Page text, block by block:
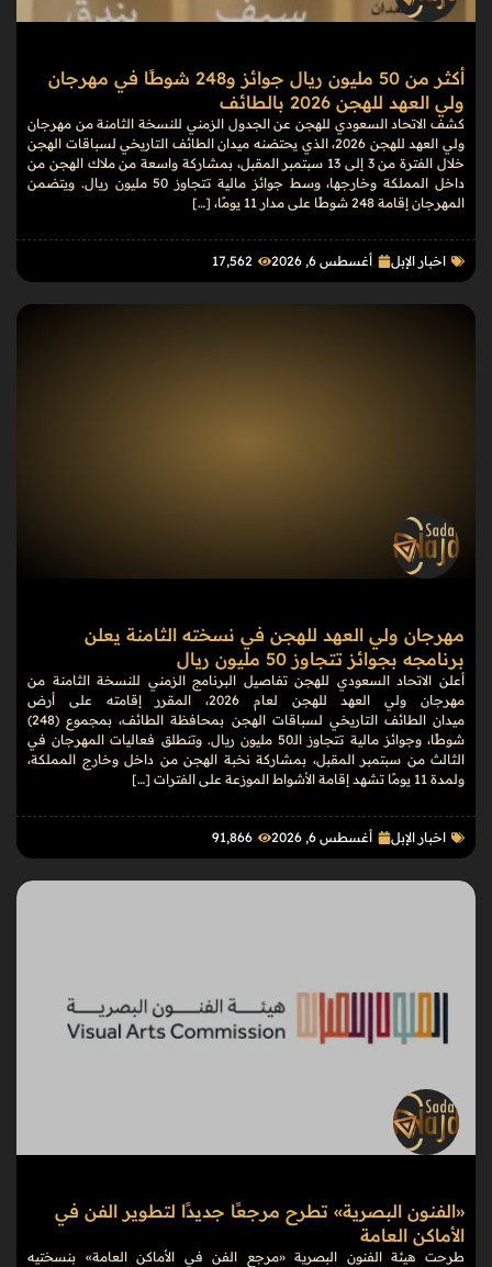
أكثر من 50 مليون ريال جوائز و248 شوطًا في مهرجان
ولي العهد للهجن 2026 بالطائف
كشف الاتحاد السعودي للهجن عن الجدول الزمني للنسخة الثامنة من مهرجان
ولي العهد للهجن 2026، الذي يحتضنه ميدان الطائف التاريخي لسباقات الهجن
خلال الفترة من 3 إلى 13 سبتمبر المقبل، بمشاركة واسعة من ملاك الهجن من
داخل المملكة وخارجها، وسط جوائز مالية تتجاوز 50 مليون ريال. ويتضمن
المهرجان إقامة 248 شوطًا على مدار 11 يومًا، […]
اخبار الإبل أغسطس 6, 2026 17٬562
مهرجان ولي العهد للهجن في نسخته الثامنة يعلن
برنامجه بجوائز تتجاوز 50 مليون ريال
أعلن الاتحاد السعودي للهجن تفاصيل البرنامج الزمني للنسخة الثامنة من
مهرجان ولي العهد للهجن لعام 2026، المقرر إقامته على أرض
ميدان الطائف التاريخي لسباقات الهجن بمحافظة الطائف، بمجموع (248)
شوطًا، وجوائز مالية تتجاوز الـ50 مليون ريال. وتنطلق فعاليات المهرجان في
الثالث من سبتمبر المقبل، بمشاركة نخبة الهجن من داخل وخارج المملكة،
ولمدة 11 يومًا تشهد إقامة الأشواط الموزعة على الفترات […]
اخبار الإبل أغسطس 6, 2026 91٬866
«الفنون البصرية» تطرح مرجعًا جديدًا لتطوير الفن في
الأماكن العامة
طرحت هيئة الفنون البصرية «مرجع الفن في الأماكن العامة» بنسختيه